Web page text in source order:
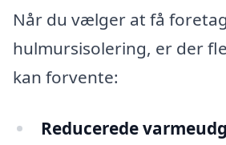
Når du vælger at få
hulmursisolering, er der
kan forvente:
Reducerede